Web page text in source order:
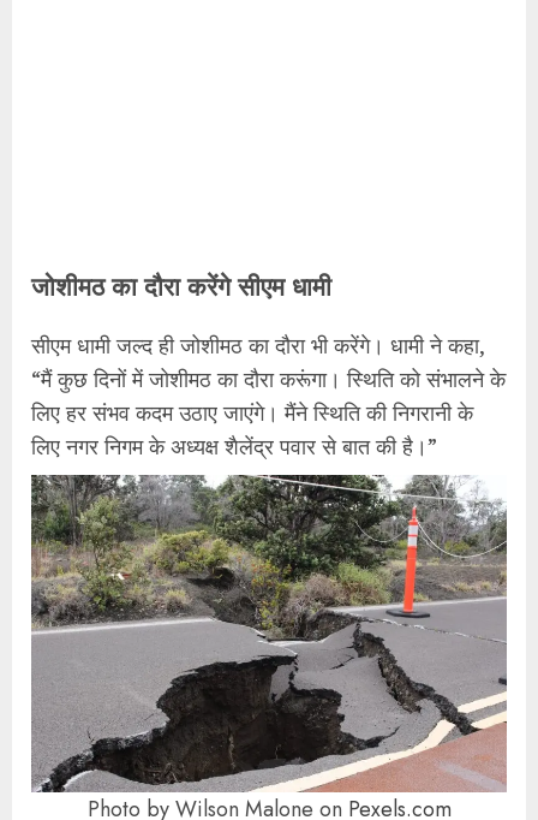
जोशीमठ का दौरा करेंगे सीएम धामी
सीएम धामी जल्द ही जोशीमठ का दौरा भी करेंगे। धामी ने कहा,
“मैं कुछ दिनों में जोशीमठ का दौरा करूंगा। स्थिति को संभालने के
लिए हर संभव कदम उठाए जाएंगे। मैंने स्थिति की निगरानी के
लिए नगर निगम के अध्यक्ष शैलेंद्र पवार से बात की है।”
Photo by Wilson Malone on Pexels.com